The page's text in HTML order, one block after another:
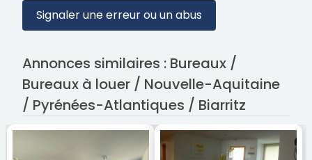
Signaler une erreur ou un abus
Annonces similaires : Bureaux /
Bureaux à louer / Nouvelle-Aquitaine
/ Pyrénées-Atlantiques / Biarritz